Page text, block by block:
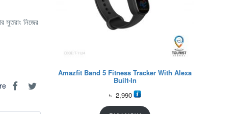
সুতরাং নিজের
Amazfit Band 5 Fitness Tracker With Alexa
Built-In
৳ 2,990